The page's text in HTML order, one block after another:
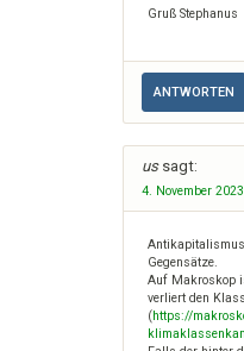
Gruß Stephanus
ANTWORTEN
us sagt:
4. November
Gegensätze.
Auf Makroskop
verliert den
(https://